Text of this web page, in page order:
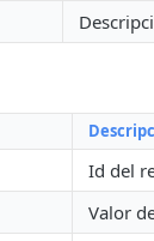
Id del
Valor